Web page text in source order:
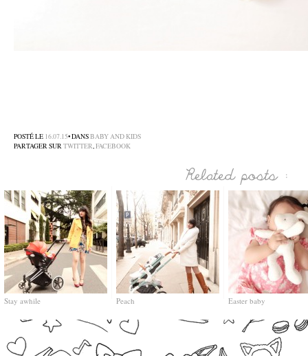
POSTÉ LE 16.07.15• DANSBABY AND KIDS
PARTAGER SURTWITTER,FACEBOOK
Stay awhile Peach Easter baby